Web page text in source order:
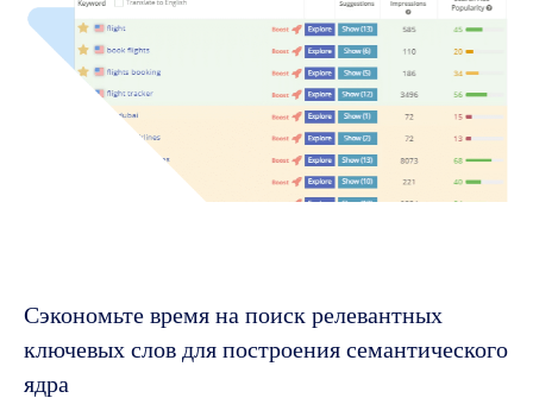
Сэкономьте время на поиск релевантных
ключевых слов для построения семантического
ядра